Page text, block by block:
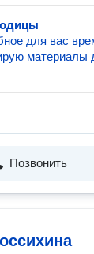
для вас
материалы
Позвонить